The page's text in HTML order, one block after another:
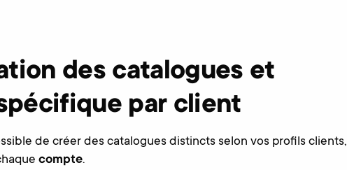
des catalogues et
par client
de créer des catalogues distincts selon vos profils clients,
compte.